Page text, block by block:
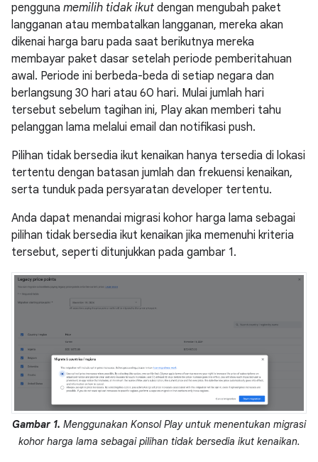
pengguna memilih tidak ikut dengan mengubah paket
langganan atau membatalkan langganan, mereka akan
dikenai harga baru pada saat berikutnya mereka
membayar paket dasar setelah periode pemberitahuan
awal. Periode ini berbeda-beda di setiap negara dan
berlangsung 30 hari atau 60 hari. Mulai jumlah hari
tersebut sebelum tagihan ini, Play akan memberi tahu
pelanggan lama melalui email dan notifikasi push.
Pilihan tidak bersedia ikut kenaikan hanya tersedia di lokasi
tertentu dengan batasan jumlah dan frekuensi kenaikan,
serta tunduk pada persyaratan developer tertentu.
Anda dapat menandai migrasi kohor harga lama sebagai
pilihan tidak bersedia ikut kenaikan jika memenuhi kriteria
tersebut, seperti ditunjukkan pada gambar 1.
Gambar 1. Menggunakan Konsol Play untuk menentukan migrasi
kohor harga lama sebagai pilihan tidak bersedia ikut kenaikan.